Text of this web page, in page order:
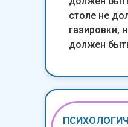
столе не
газировки,
должен